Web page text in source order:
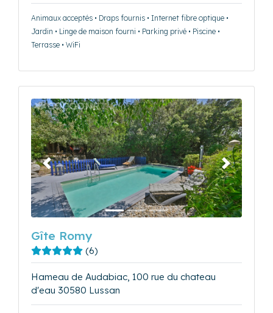
Animaux acceptés • Draps fournis • Internet fibre optique •
Jardin • Linge de maison fourni • Parking privé • Piscine •
Terrasse • WiFi
Précédent Suivant
Gîte Romy
(6)
Hameau de Audabiac, 100 rue du chateau
d'eau 30580 Lussan